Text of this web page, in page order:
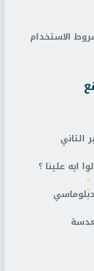
الاستخدام
التاني
ايه علينا ؟